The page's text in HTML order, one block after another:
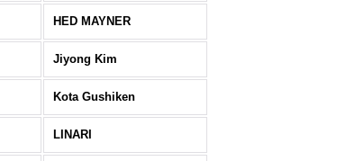
HED MAYNER
Jiyong Kim
Kota Gushiken
LINARI